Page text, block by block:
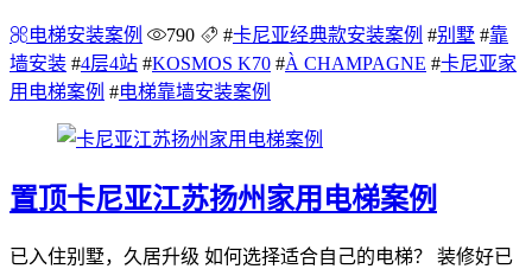
电梯安装案例 790 #卡尼亚经典款安装案例 #别墅 #靠
墙安装 #4层4站 #KOSMOS K70 #À CHAMPAGNE #卡尼亚家
用电梯案例 #电梯靠墙安装案例
置顶卡尼亚江苏扬州家用电梯案例
已入住别墅，久居升级 如何选择适合自己的电梯？ 装修好已